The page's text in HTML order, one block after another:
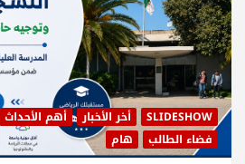
SLIDESHOW أخر الأخبار أهم الأحداث
فضاء الطالب
هام